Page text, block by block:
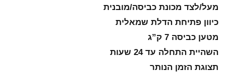
מעל/לצד מכונת כביסה/מובנית
כיוון פתיחת הדלת שמאלית
מטען כביסה 7 ק”ג
השהיית התחלה עד 24 שעות
תצוגת הזמן הנותר